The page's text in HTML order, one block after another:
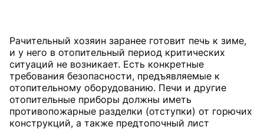
Рачительный хозяин заранее готовит печь к зиме,
и у него в отопительный период критических
ситуаций не возникает. Есть конкретные
требования безопасности, предъявляемые к
отопительному оборудованию. Печи и другие
отопительные приборы должны иметь
противопожарные разделки (отступки) от горючих
конструкций, а также предтопочный лист